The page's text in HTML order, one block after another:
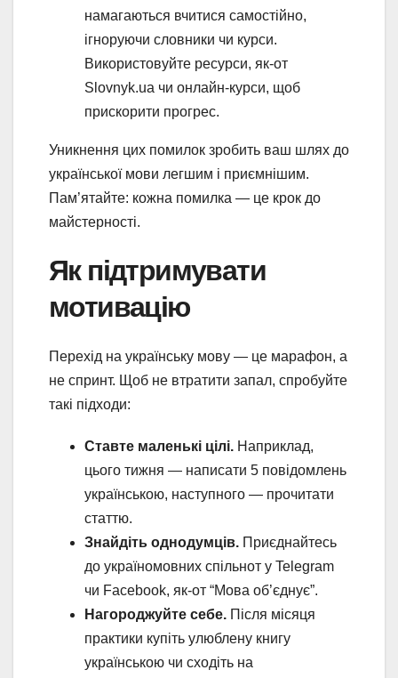
намагаються вчитися самостійно,
ігноруючи словники чи курси.
Використовуйте ресурси, як-от
Slovnyk.ua чи онлайн-курси, щоб
прискорити прогрес.
Уникнення цих помилок зробить ваш шлях до
української мови легшим і приємнішим.
Пам’ятайте: кожна помилка — це крок до
майстерності.
Як підтримувати
мотивацію
Перехід на українську мову — це марафон, а
не спринт. Щоб не втратити запал, спробуйте
такі підходи:
Ставте маленькі цілі. Наприклад,
цього тижня — написати 5 повідомлень
українською, наступного — прочитати
статтю.
Знайдіть однодумців. Приєднайтесь
до україномовних спільнот у Telegram
чи Facebook, як-от “Мова об’єднує”.
Нагороджуйте себе. Після місяця
практики купіть улюблену книгу
українською чи сходіть на